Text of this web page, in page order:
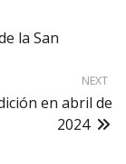
la San
NEXT
en abril de
2024